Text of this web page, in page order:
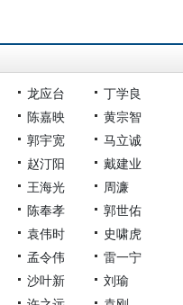
龙应台
丁学良
陈嘉映
黄宗智
郭宇宽
马立诚
赵汀阳
戴建业
王海光
周濂
陈奉孝
郭世佑
袁伟时
史啸虎
孟令伟
雷一宁
沙叶新
刘瑜